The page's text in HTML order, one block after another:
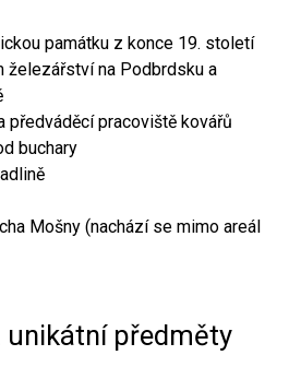
památku z konce 19. století
železářství na Podbrdsku a
předváděcí pracoviště kovářů
buchary
Mošny (nachází se mimo areál
předměty